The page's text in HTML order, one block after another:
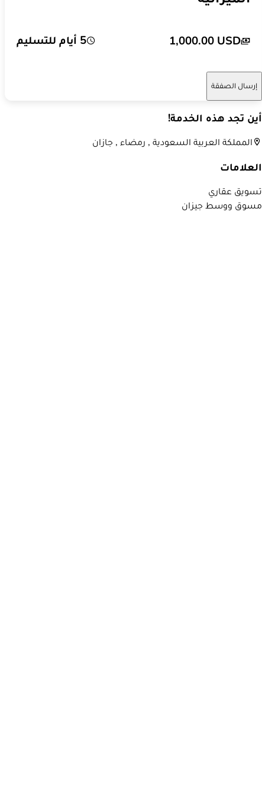
1,000.00 USD 5 أيام للتسليم
إرسال الصفقة
أين تجد هذه الخدمة!
المملكة العربية السعودية , رمضاء , جازان
العلامات
تسويق عقاري
مسوق ووسط جيزان